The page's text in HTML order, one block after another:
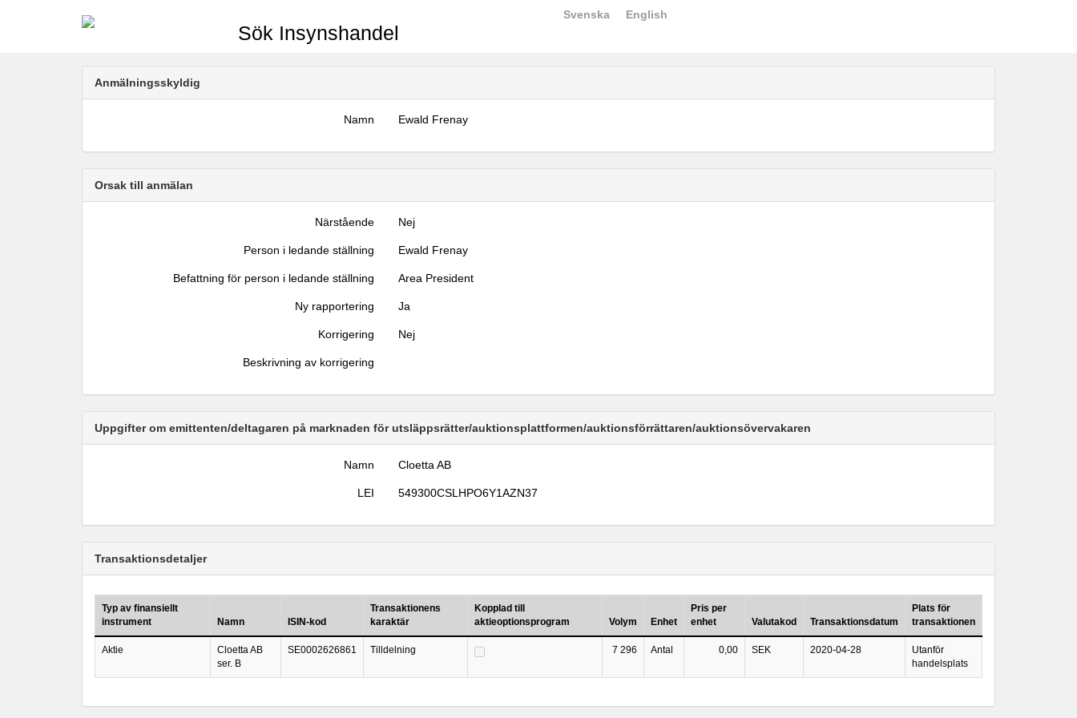
Sök Insynshandel
Svenska English
Anmälningsskyldig
Namn Ewald Frenay
Orsak till anmälan
Närstående Nej
Person i ledande ställning Ewald Frenay
Befattning för person i ledande ställning Area President
Ny rapportering Ja
Korrigering Nej
Beskrivning av korrigering
Uppgifter om emittenten/deltagaren på marknaden för utsläppsrätter/auktionsplattformen/auktionsförrättaren/auktionsövervakaren
Namn Cloetta AB
LEI 549300CSLHPO6Y1AZN37
Transaktionsdetaljer
Typ av finansiellt
instrument
Namn ISIN-kod
Transaktionens
karaktär
Kopplad till
aktieoptionsprogram
Volym Enhet
Pris per
enhet
Valutakod Transaktionsdatum
Plats för
transaktionen
Aktie
Cloetta AB
ser. B
SE0002626861 Tilldelning 7 296 Antal 0,00 SEK 2020-04-28
Utanför
handelsplats